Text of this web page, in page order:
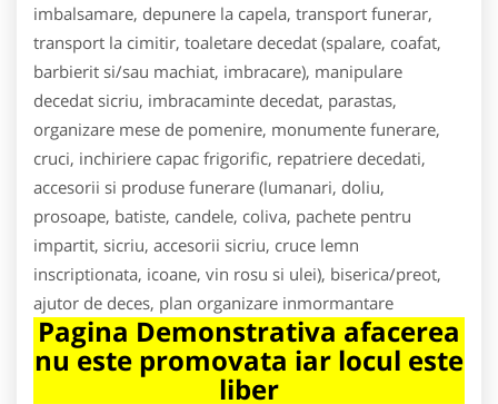
imbalsamare, depunere la capela, transport funerar,
transport la cimitir, toaletare decedat (spalare, coafat,
barbierit si/sau machiat, imbracare), manipulare
decedat sicriu, imbracaminte decedat, parastas,
organizare mese de pomenire, monumente funerare,
cruci, inchiriere capac frigorific, repatriere decedati,
accesorii si produse funerare (lumanari, doliu,
prosoape, batiste, candele, coliva, pachete pentru
impartit, sicriu, accesorii sicriu, cruce lemn
inscriptionata, icoane, vin rosu si ulei), biserica/preot,
ajutor de deces, plan organizare inmormantare
Pagina Demonstrativa afacerea
nu este promovata iar locul este
liber